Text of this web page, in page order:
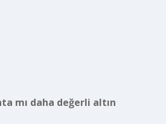
mı daha değerli altın